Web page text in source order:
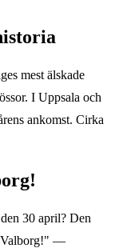
mest älskade
I Uppsala och
ankomst. Cirka
!
den 30 april? Den
Valborg!" —